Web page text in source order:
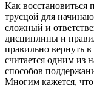
Как восстановиться
трусцой для
сложный и
дисциплины и
правильно вернуть
считается одним из
способов
Многим кажется,